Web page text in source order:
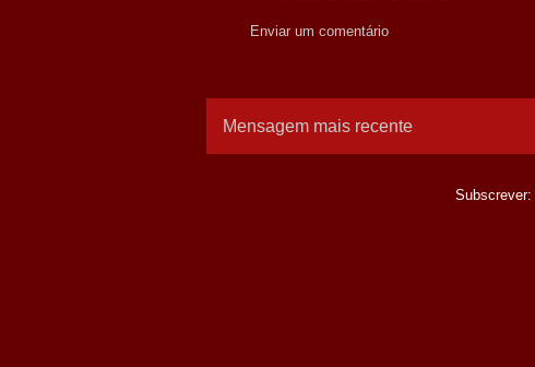
Enviar um comentário
Mensagem mais recente
Subscrever: